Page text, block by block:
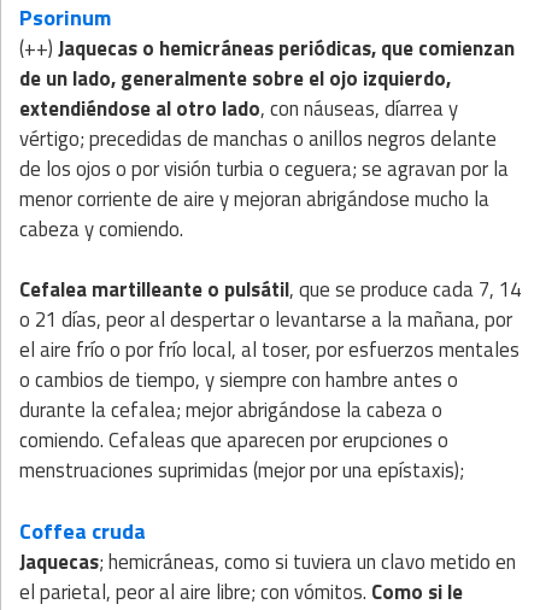
Psorinum
(++)Jaquecas o hemicráneas periódicas, que comienzan
de un lado, generalmente sobre el ojo izquierdo,
extendiéndose al otro lado, con náuseas, díarrea y
vértigo; precedidas de manchas o anillos negros delante
de los ojos o por visión turbia o ceguera; se agravan por la
menor corriente de aire y mejoran abrigándose mucho la
cabeza y comiendo.
Cefalea martilleante o pulsátil, que se produce cada 7, 14
o 21 días, peor al despertar o levantarse a la mañana, por
el aire frío o por frío local, al toser, por esfuerzos mentales
o cambios de tiempo, y siempre con hambre antes o
durante la cefalea; mejor abrigándose la cabeza o
comiendo. Cefaleas que aparecen por erupciones o
menstruaciones suprimidas (mejor por una epístaxis);
Coffea cruda
Jaquecas; hemicráneas, como si tuviera un clavo metido en
el parietal, peor al aire libre; con vómitos. Como si le